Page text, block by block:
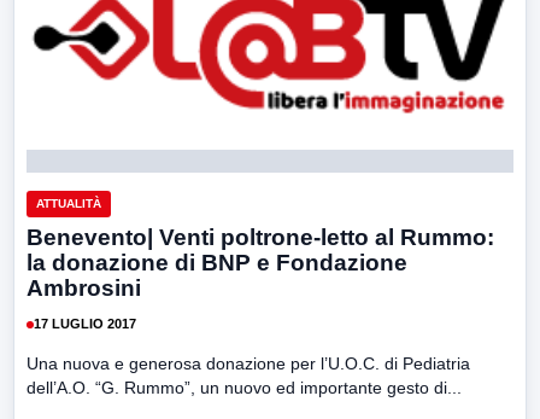
ATTUALITÀ
Benevento| Venti poltrone-letto al Rummo:
la donazione di BNP e Fondazione
Ambrosini
17 LUGLIO 2017
Una nuova e generosa donazione per l’U.O.C. di Pediatria
dell’A.O. “G. Rummo”, un nuovo ed importante gesto di...